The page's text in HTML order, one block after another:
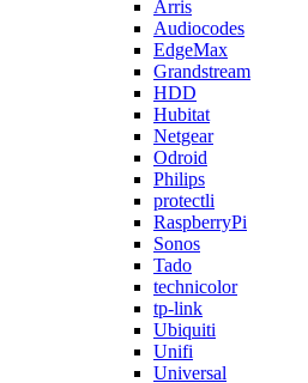
Arris
Audiocodes
EdgeMax
Grandstream
HDD
Hubitat
Netgear
Odroid
Philips
protectli
RaspberryPi
Sonos
Tado
technicolor
tp-link
Ubiquiti
Unifi
Universal